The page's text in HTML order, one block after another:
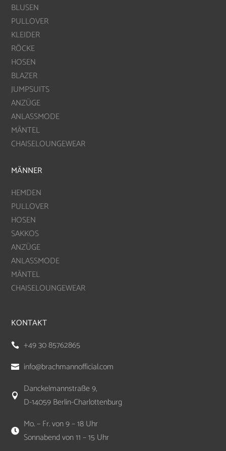
BLUSEN
PULLOVER
KLEIDER
RÖCKE
HOSEN
BLAZER
JUMPSUITS
ANZÜGE
ANLASSMODE
MÄNTEL
CHAISELOUNGEWEAR
MÄNNER
HEMDEN
PULLOVER
HOSEN
SAKKOS
ANZÜGE
ANLASSMODE
MÄNTEL
CHAISELOUNGEWEAR
KONTAKT
 +49 30 85762865
 info@brachmannofficial.com

Danckelmannstraße 9,
D-14059 Berlin-Charlottenburg

Mo. – Fr. von 9 – 18 Uhr
Sonnabend von 11 – 15 Uhr